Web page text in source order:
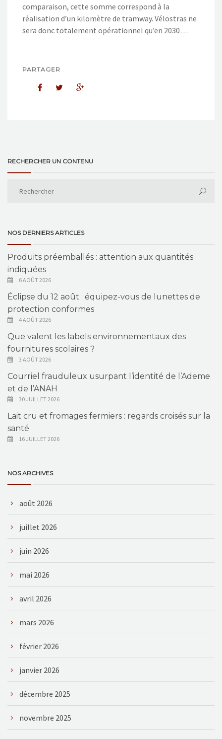
comparaison, cette somme correspond à la
réalisation d’un kilomètre de tramway. Vélostras ne
sera donc totalement opérationnel qu’en 2030…
PARTAGER
RECHERCHER UN CONTENU
NOS DERNIERS ARTICLES
Produits préemballés : attention aux quantités
indiquées
6 AOÛT 2026
Éclipse du 12 août : équipez-vous de lunettes de
protection conformes
4 AOÛT 2026
Que valent les labels environnementaux des
fournitures scolaires ?
3 AOÛT 2026
Courriel frauduleux usurpant l’identité de l’Ademe
et de l’ANAH
30 JUILLET 2026
Lait cru et fromages fermiers : regards croisés sur la
santé
16 JUILLET 2026
NOS ARCHIVES
août 2026
juillet 2026
juin 2026
mai 2026
avril 2026
mars 2026
février 2026
janvier 2026
décembre 2025
novembre 2025